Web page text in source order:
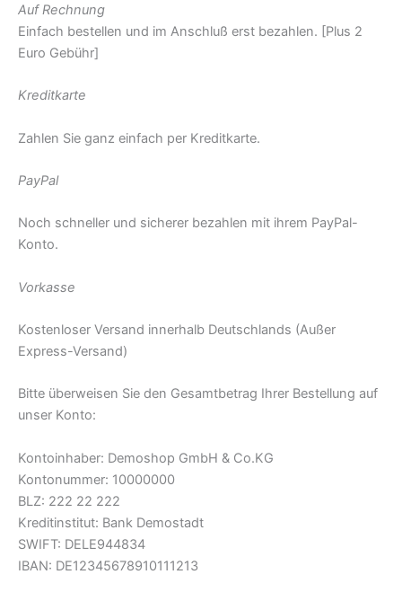
Auf Rechnung
Einfach bestellen und im Anschluß erst bezahlen. [Plus 2
Euro Gebühr]
Kreditkarte
Zahlen Sie ganz einfach per Kreditkarte.
PayPal
Noch schneller und sicherer bezahlen mit ihrem PayPal-
Konto.
Vorkasse
Kostenloser Versand innerhalb Deutschlands (Außer
Express-Versand)
Bitte überweisen Sie den Gesamtbetrag Ihrer Bestellung auf
unser Konto:
Kontoinhaber: Demoshop GmbH & Co.KG
Kontonummer: 10000000
BLZ: 222 22 222
Kreditinstitut: Bank Demostadt
SWIFT: DELE944834
IBAN: DE12345678910111213